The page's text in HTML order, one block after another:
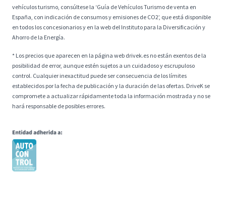
vehículos turismo, consúltese la ‘Guía de Vehículos Turismo de venta en
España, con indicación de consumos y emisiones de CO2’, que está disponible
en todos los concesionarios y en la web del Instituto para la Diversificación y
Ahorro de la Energía.
* Los precios que aparecen en la página web drivek.es no están exentos de la
posibilidad de error, aunque estén sujetos a un cuidadoso y escrupuloso
control. Cualquier inexactitud puede ser consecuencia de los límites
establecidos por la fecha de publicación y la duración de las ofertas. DriveK se
compromete a actualizar rápidamente toda la información mostrada y no se
hará responsable de posibles errores.